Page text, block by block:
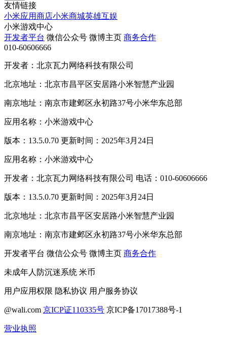
友情链接
小米应用商店小米商城英雄互娱
小米游戏中心
开发者平台 微信公众号 微博主页 商务合作
010-60606666
开发者：北京瓦力网络科技有限公司
北京地址：北京市昌平区安居路小米智慧产业园
南京地址：南京市建邺区永初路37号小米华东总部
应用名称：小米游戏中心
版本：13.5.0.70 更新时间：2025年3月24日
应用名称：小米游戏中心
开发者：北京瓦力网络科技有限公司 电话：010-60606666
版本：13.5.0.70 更新时间：2025年3月24日
北京地址：北京市昌平区安居路小米智慧产业园
南京地址：南京市建邺区永初路37号小米华东总部
开发者平台 微信公众号 微博主页 商务合作
未成年人防沉迷系统 米币
用户应用权限 隐私协议 用户服务协议
@wali.com 京ICP证110335号 京ICP备17017388号-1
营业执照